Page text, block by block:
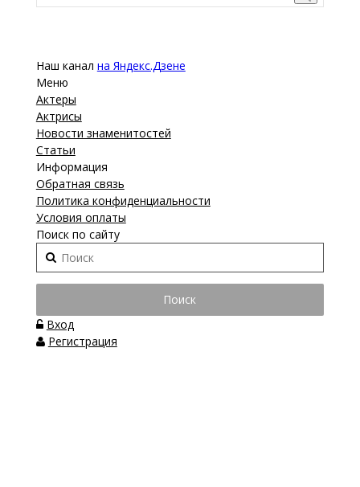
Наш канал на Яндекс.Дзене
Меню
Актеры
Актрисы
Новости знаменитостей
Статьи
Информация
Обратная связь
Политика конфиденциальности
Условия оплаты
Поиск по сайту
Вход
Регистрация